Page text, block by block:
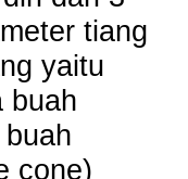
tiang
yaitu
buah
cone)